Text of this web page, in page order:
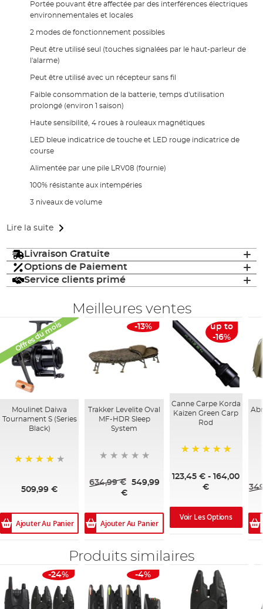
Portée pouvant être affectée par des interférences électriques
environnementales et locales
2 modes de fonctionnement possibles
Peut être utilisé seul (touches signalées par le haut-parleur de
l'alarme)
Peut être utilisé avec un récepteur sans fil
Faible consommation de la batterie, temps d'utilisation
prolongé (environ 1 saison)
Haute sensibilité, 4 roues à rouleaux magnétiques
LED bleue indicatrice de touche et LED rouge indicatrice de
course
Alimentée par une pile LRV08 (fournie)
100% résistante aux intempéries
3 niveaux de volume
Lire la suite
Livraison Gratuite
Options de Paiement
Service clients primé
Meilleures ventes
Offres du mois
Moulinet Daiwa
Tournament S (Series
Black)
509,99 €
Ajouter Au Panier
-13%
Trakker Levelite Oval
MF-HDR Sleep
System
634,99 €
549,99
€
Ajouter Au Panier
up to
-16%
Canne Carpe Korda
Kaizen Green Carp
Rod
123,45 € -164,00
€
Voir Les Options
Produits similaires
-24% -4%